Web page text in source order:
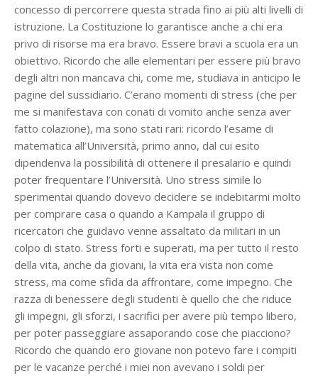
concesso di percorrere questa strada fino ai più alti livelli di
istruzione. La Costituzione lo garantisce anche a chi era
privo di risorse ma era bravo. Essere bravi a scuola era un
obiettivo. Ricordo che alle elementari per essere più bravo
degli altri non mancava chi, come me, studiava in anticipo le
pagine del sussidiario. C’erano momenti di stress (che per
me si manifestava con conati di vomito anche senza aver
fatto colazione), ma sono stati rari: ricordo l’esame di
matematica all’Università, primo anno, dal cui esito
dipendenva la possibilità di ottenere il presalario e quindi
poter frequentare l’Università. Uno stress simile lo
sperimentai quando dovevo decidere se indebitarmi molto
per comprare casa o quando a Kampala il gruppo di
ricercatori che guidavo venne assaltato da militari in un
colpo di stato. Stress forti e superati, ma per tutto il resto
della vita, anche da giovani, la vita era vista non come
stress, ma come sfida da affrontare, come impegno. Che
razza di benessere degli studenti è quello che che riduce
gli impegni, gli sforzi, i sacrifici per avere più tempo libero,
per poter passeggiare assaporando cose che piacciono?
Ricordo che quando ero giovane non potevo fare i compiti
per le vacanze perché i miei non avevano i soldi per